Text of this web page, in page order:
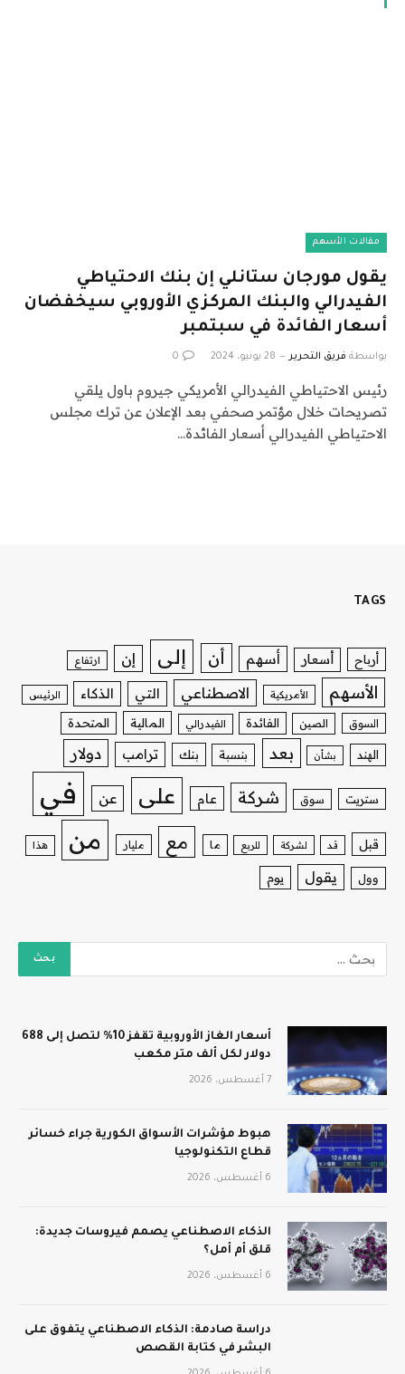
مقالات الأسهم
يقول مورجان ستانلي إن بنك الاحتياطي
الفيدرالي والبنك المركزي الأوروبي سيخفضان
أسعار الفائدة في سبتمبر
بواسطة فريق التحرير 28 يونيو، 2024 0
رئيس الاحتياطي الفيدرالي الأمريكي جيروم باول يلقي
تصريحات خلال مؤتمر صحفي بعد الإعلان عن ترك مجلس
الاحتياطي الفيدرالي أسعار الفائدة…
TAGS
أرباح أسعار أسهم أن إلى إن ارتفاع
الأسهم الأمريكية الاصطناعي التي الذكاء الرئيس
السوق الصين الفائدة الفيدرالي المالية المتحدة
الهند بشأن بعد بنسبة بنك ترامب دولار
ستريت سوق شركة عام على عن في
قبل قد لشركة للربع ما مع مليار من هذا
وول يقول يوم
أسعار الغاز الأوروبية تقفز 10% لتصل إلى 688
دولار لكل ألف متر مكعب
7 أغسطس، 2026
هبوط مؤشرات الأسواق الكورية جراء خسائر
قطاع التكنولوجيا
6 أغسطس، 2026
الذكاء الاصطناعي يصمم فيروسات جديدة:
قلق أم أمل؟
6 أغسطس، 2026
دراسة صادمة: الذكاء الاصطناعي يتفوق على
البشر في كتابة القصص